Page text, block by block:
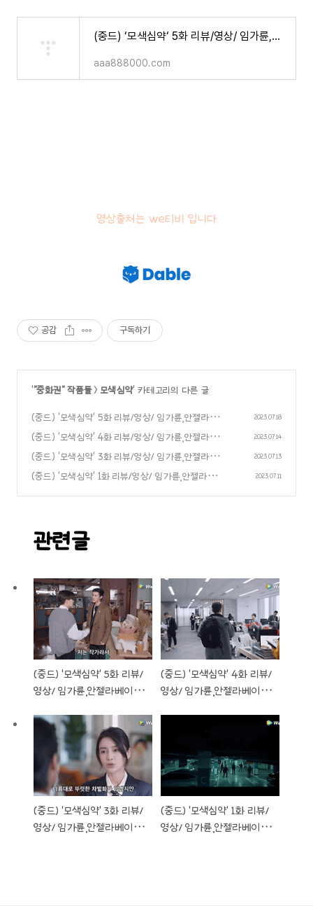
(중드) ‘모색심약‘ 5화 리뷰/영상/ 임가륜,안젤라베이비 주연
aaa888000.com
영상출처는 we티비 입니다
공감 구독하기
'"중화권" 작품들> 모색심약' 카테고리의 다른 글
(중드) ‘모색심약‘ 5화 리뷰/영상/ 임가륜,안젤라베
이비 주연
(0)
2023.07.18
(중드) ‘모색심약‘ 4화 리뷰/영상/ 임가륜,안젤라베
이비 주연
(0)
2023.07.14
(중드) ‘모색심약‘ 3화 리뷰/영상/ 임가륜,안젤라베
이비 주연
(0)
2023.07.13
(중드) ‘모색심약‘ 1화 리뷰/영상/ 임가륜,안젤라베이
2023.07.11
관련글
(중드) ‘모색심약‘ 5화 리뷰/
영상/ 임가륜,안젤라베이비
(중드) ‘모색심약‘ 4화 리뷰/
영상/ 임가륜,안젤라베이비
(중드) ‘모색심약‘ 3화 리뷰/
영상/ 임가륜,안젤라베이비
(중드) ‘모색심약‘ 1화 리뷰/
영상/ 임가륜,안젤라베이비